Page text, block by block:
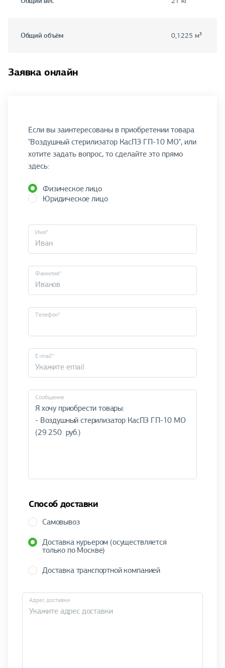
Общий объём 0,1225 м³
Заявка онлайн
Если вы заинтересованы в приобретении товара
"Воздушный стерилизатор КасПЗ ГП-10 МО", или
хотите задать вопрос, то сделайте это прямо
здесь:
Физическое лицо
Юридическое лицо
Имя*
Фамилия*
Телефон*
E-mail*
Cообщение
Способ доставки
Самовывоз
Доставка курьером (осуществляется
только по Москве)
Доставка транспортной компанией
Адрес доставки